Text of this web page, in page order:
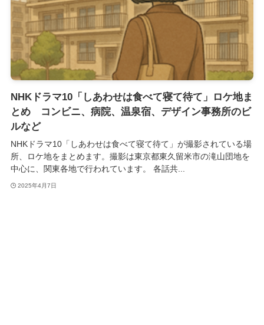
NHKドラマ10「しあわせは食べて寝て待て」ロケ地ま
とめ コンビニ、病院、温泉宿、デザイン事務所のビ
ルなど
NHKドラマ10「しあわせは食べて寝て待て」が撮影されている場
所、ロケ地をまとめます。撮影は東京都東久留米市の滝山団地を
中心に、関東各地で行われています。 各話共...
2025年4月7日